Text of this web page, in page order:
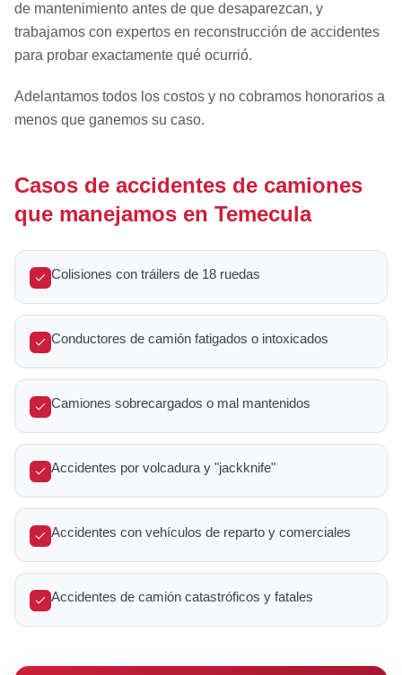
de mantenimiento antes de que desaparezcan, y
trabajamos con expertos en reconstrucción de accidentes
para probar exactamente qué ocurrió.
Adelantamos todos los costos y no cobramos honorarios a
menos que ganemos su caso.
Casos de accidentes de camiones
que manejamos en Temecula
Colisiones con tráilers de 18 ruedas
Conductores de camión fatigados o intoxicados
Camiones sobrecargados o mal mantenidos
Accidentes por volcadura y "jackknife"
Accidentes con vehículos de reparto y comerciales
Accidentes de camión catastróficos y fatales